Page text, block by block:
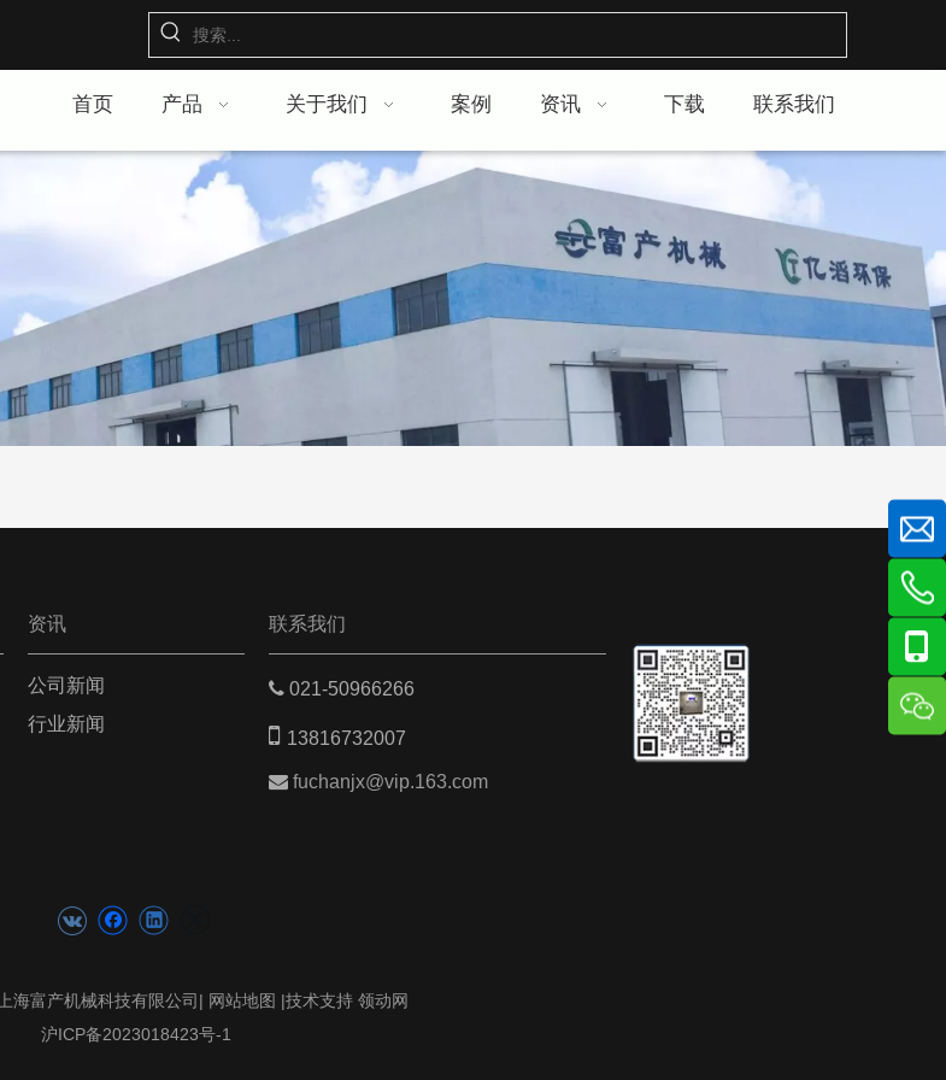
首页 产品 关于我们 案例 资讯 下载 联系我们
资讯
公司新闻
行业新闻
联系我们
 021-50966266
 13816732007
 fuchanjx@vip.163.com
上海富产机械科技有限公司| 网站地图 |技术支持 领动网
沪ICP备2023018423号-1